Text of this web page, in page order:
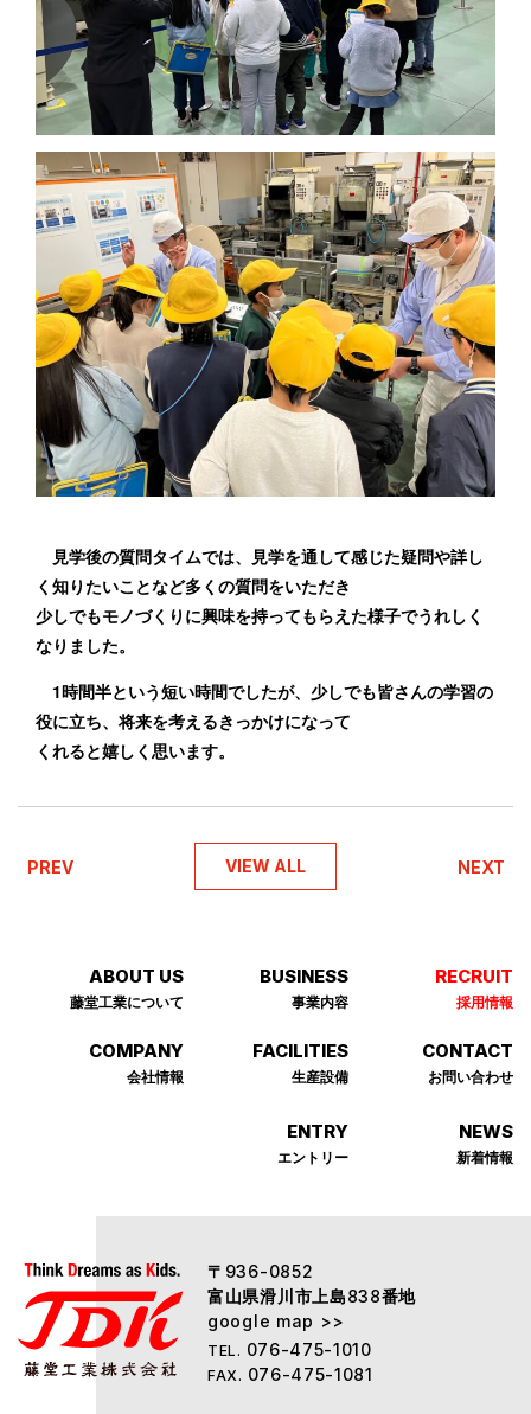
見学後の質問タイムでは、見学を通して感じた疑問や詳し
く知りたいことなど多くの質問をいただき
少しでもモノづくりに興味を持ってもらえた様子でうれしく
なりました。
1時間半という短い時間でしたが、少しでも皆さんの学習の
役に立ち、将来を考えるきっかけになって
くれると嬉しく思います。
PREV VIEW ALL NEXT
〒 936-0852
富山県滑川市上島838番地
google map >>
TEL. 076-475-1010
FAX. 076-475-1081
ABOUT US
藤堂⼯業について
COMPANY
会社情報
BUSINESS
事業内容
FACILITIES
⽣産設備
RECRUIT
採⽤情報
ENTRY
エントリー
CONTACT
お問い合わせ
NEWS
新着情報